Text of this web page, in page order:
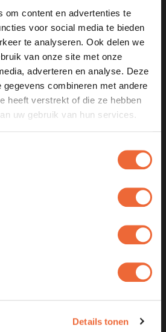
om content en advertenties te
voor social media te bieden
te analyseren. Ook delen we
van onze site met onze
adverteren en analyse. Deze
gegevens combineren met andere
heeft verstrekt of die ze hebben
uw gebruik van hun services.
Details tonen